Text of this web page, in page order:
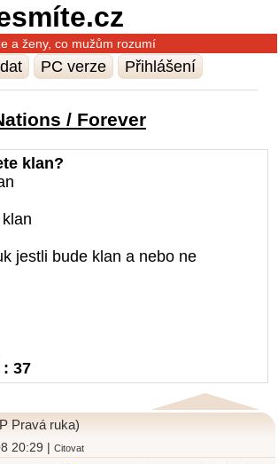
a ženy, co mužům rozumí
PC verze Přihlášení
/ Forever
klan?
jestli bude klan a nebo ne
37
Pravá ruka)
20:29 | Citovat